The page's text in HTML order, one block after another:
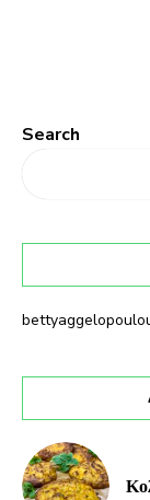
Search